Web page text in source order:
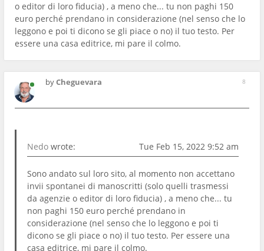
o editor di loro fiducia) , a meno che... tu non paghi 150
euro perché prendano in considerazione (nel senso che lo
leggono e poi ti dicono se gli piace o no) il tuo testo. Per
essere una casa editrice, mi pare il colmo.
8
byCheguevara
Nedo wrote: Tue Feb 15, 2022 9:52 am
Sono andato sul loro sito, al momento non accettano
invii spontanei di manoscritti (solo quelli trasmessi
da agenzie o editor di loro fiducia) , a meno che... tu
non paghi 150 euro perché prendano in
considerazione (nel senso che lo leggono e poi ti
dicono se gli piace o no) il tuo testo. Per essere una
casa editrice, mi pare il colmo.